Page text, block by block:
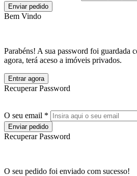
Enviar pedido
Bem Vindo
Parabéns! A sua password foi guardada
agora, terá aceso a imóveis privados.
Entrar agora
Recuperar Password
O seu email *
Enviar pedido
Recuperar Password
O seu pedido foi enviado com sucesso!